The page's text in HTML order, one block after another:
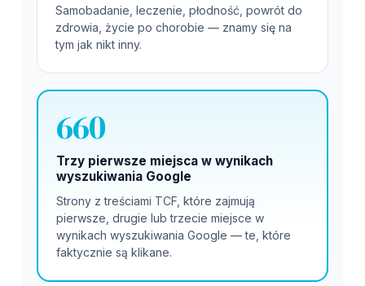
Samobadanie, leczenie, płodność, powrót do
zdrowia, życie po chorobie — znamy się na
tym jak nikt inny.
660
Trzy pierwsze miejsca w wynikach
wyszukiwania Google
Strony z treściami TCF, które zajmują
pierwsze, drugie lub trzecie miejsce w
wynikach wyszukiwania Google — te, które
faktycznie są klikane.